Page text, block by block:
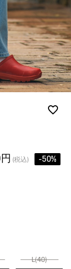
(税込) -50%
L(40)